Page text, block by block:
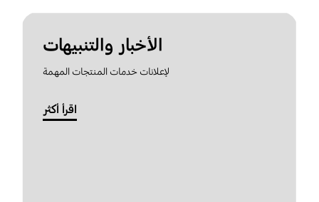
الأخبار والتنبيهات
لإعلانات خدمات المنتجات المهمة
اقرأ أكثر